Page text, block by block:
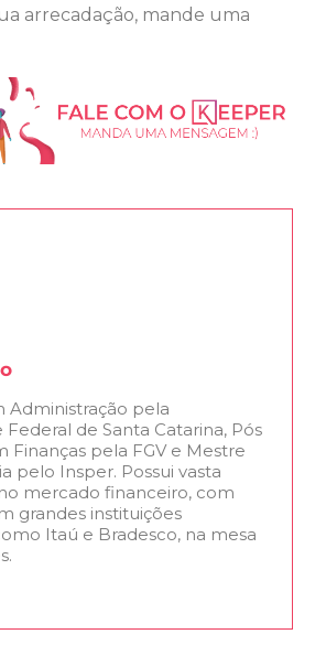
arrecadação, mande uma
Administração pela
Federal de Santa Catarina, Pós
Finanças pela FGV e Mestre
pelo Insper. Possui vasta
mercado financeiro, com
grandes instituições
Itaú e Bradesco, na mesa